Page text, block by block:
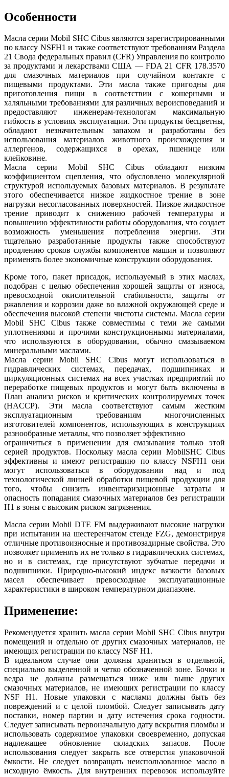
Особенности
Масла серии Mobil SHC Cibus являются зарегистрированными
по классу NSFH1 и также соответствуют требованиям Раздела
21 Свода федеральных правил (CFR) Управления по контролю
за продуктами и лекарствами США — FDA 21 CFR 178.3570
для смазочных материалов при случайном контакте с
пищевыми продуктами. Эти масла также пригодны для
приготовления пищи в соответствии с кошерными и
халяльными требованиями для различных вероисповеданий и
предоставляют инженерам-технологам максимальную
гибкость в условиях эксплуатации. Эти продукты бесцветны,
обладают незначительным запахом и разработаны без
использования материалов животного происхождения и
аллергенов, содержащихся в орехах, пшенице или
клейковине.
Масла серии Mobil SHC Cibus обладают низким
коэффициентом сцепления, что обусловлено молекулярной
структурой используемых базовых материалов. В результате
этого обеспечивается низкое жидкостное трение в зоне
нагрузки несогласованных поверхностей. Низкое жидкостное
трение приводит к снижению рабочей температуры и
повышению эффективности работы оборудования, что создает
возможность уменьшения потребления энергии. Эти
тщательно разработанные продукты также способствуют
продлению сроков службы компонентов машин и позволяют
применять более экономичные конструкции оборудования.
Кроме того, пакет присадок, используемый в этих маслах,
подобран с целью обеспечения хорошей защиты от износа,
превосходной окислительной стабильности, защиты от
ржавления и коррозии даже во влажной окружающей среде и
обеспечения высокой степени чистоты системы. Масла серии
Mobil SHC Cibus также совместимы с теми же самыми
уплотнениями и прочими конструкционными материалами,
что используются в оборудовании, обычно смазываемом
минеральными маслами.
Масла серии Mobil SHC Cibus могут использоваться в
гидравлических системах, передачах, подшипниках и
циркуляционных системах на всех участках предприятий по
переработке пищевых продуктов и могут быть включены в
План анализа рисков и критических контролируемых точек
(HACCP). Эти масла соответствуют самым жестким
эксплуатационным требованиям многочисленных
изготовителей компонентов, использующих в конструкциях
разнообразные металлы, что позволяет эффективно
ограничиться в применении для смазывания только этой
серией продуктов. Поскольку масла серии MobilSHC Cibus
эффективны и имеют регистрацию по классу NSFH1 они
могут использоваться в оборудовании над и под
технологической линией обработки пищевой продукции для
того, чтобы снизить инвентаризационные затраты и
опасность попадания смазочных материалов без регистрации
H1 в зоны с высоким риском загрязнения.
Масла серии Mobil DTE FM выдерживают высокие нагрузки
при испытании на шестеренчатом стенде FZG, демонстрируя
отличные противоизносные и противозадирные свойства. Это
позволяет применять их не только в гидравлических системах,
но и в системах, где присутствуют зубчатые передачи и
подшипники. Природно-высокий индекс вязкости базовых
масел обеспечивает превосходные эксплуатационные
характеристики в широком температурном диапазоне.
Применение:
Рекомендуется хранить масла серии Mobil SHC Cibus внутри
помещений и отдельно от других смазочных материалов, не
имеющих регистрации по классу NSF H1.
В идеальном случае они должны храниться в отдельной,
специально выделенной и четко обозначенной зоне. Бочки и
ведра не должны размещаться ниже или выше других
смазочных материалов, не имеющих регистрации по классу
NSF H1. Новые упаковки с маслами должны быть без
повреждений и с целой пломбой. Следует записывать дату
поставки, номер партии и дату истечения срока годности.
Следует записывать первоначальную дату вскрытия пломбы и
использовать содержимое упаковки своевременно, допуская
надлежащее обновление складских запасов. После
использования следует закрыть все отверстия упаковочной
ёмкости. Не следует возвращать неиспользованное масло в
исходную ёмкость. Для внутренних перевозок используйте